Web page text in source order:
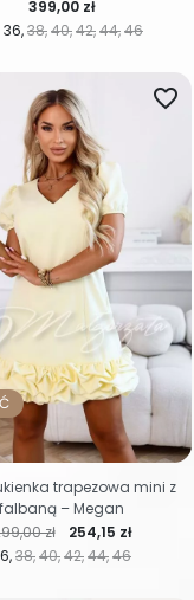
36 38 40 42 44 46
Cena
399,00 zł
38 40 42 44 46
favorite_border
regularna
zł Cena
254,15 zł
trapezowa mini z
falbaną – Megan